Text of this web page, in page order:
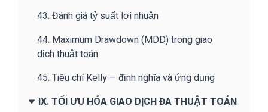
43. Đánh giá tỷ suất lợi nhuận
44. Maximum Drawdown (MDD) trong giao
dịch thuật toán
45. Tiêu chí Kelly – định nghĩa và ứng dụng
IX. TỐI ƯU HÓA GIAO DỊCH ĐA THUẬT TOÁN